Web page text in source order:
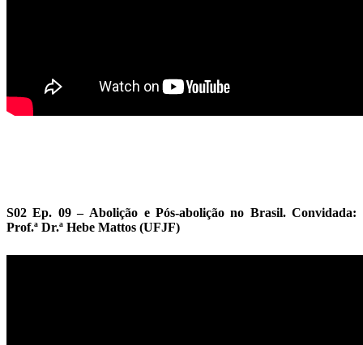
S02 Ep. 09 – Abolição e Pós-abolição no Brasil. Convidada:
Prof.ª Dr.ª Hebe Mattos (UFJF)